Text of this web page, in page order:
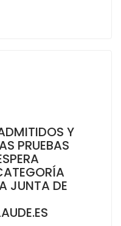
Y
PRUEBAS
JUNTA DE